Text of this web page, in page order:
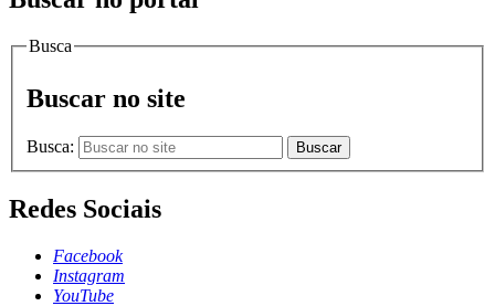
Busca
Buscar no site
Busca: Buscar
Redes Sociais
Facebook
Instagram
YouTube